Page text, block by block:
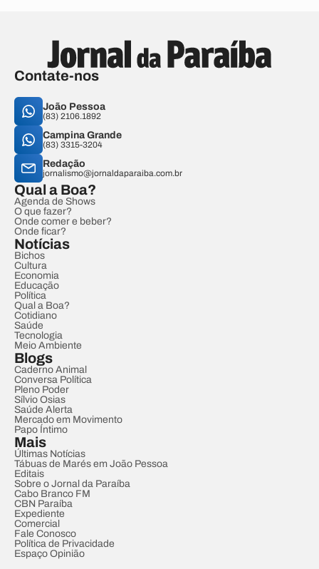
Contate-nos
João Pessoa
(83) 2106.1892
Campina Grande
(83) 3315-3204
Redação
jornalismo@jornaldaparaiba.com.br
Qual a Boa?
Agenda de Shows
O que fazer?
Onde comer e beber?
Onde ficar?
Notícias
Bichos
Cultura
Economia
Educação
Política
Qual a Boa?
Cotidiano
Saúde
Tecnologia
Meio Ambiente
Blogs
Caderno Animal
Conversa Política
Pleno Poder
Sílvio Osias
Saúde Alerta
Mercado em Movimento
Papo Íntimo
Mais
Últimas Notícias
Tábuas de Marés em João Pessoa
Editais
Sobre o Jornal da Paraíba
Cabo Branco FM
CBN Paraíba
Expediente
Comercial
Fale Conosco
Política de Privacidade
Espaço Opinião